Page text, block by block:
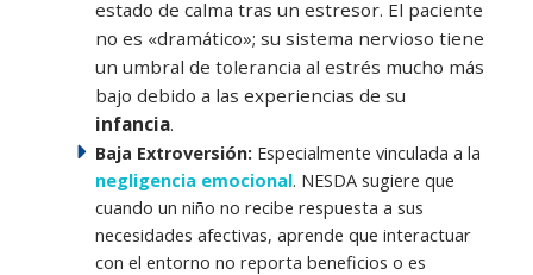
estado de calma tras un estresor. El paciente
no es «dramático»; su sistema nervioso tiene
un umbral de tolerancia al estrés mucho más
bajo debido a las experiencias de su
infancia.
Baja Extroversión: Especialmente vinculada a la
negligencia emocional. NESDA sugiere que
cuando un niño no recibe respuesta a sus
necesidades afectivas, aprende que interactuar
con el entorno no reporta beneficios o es